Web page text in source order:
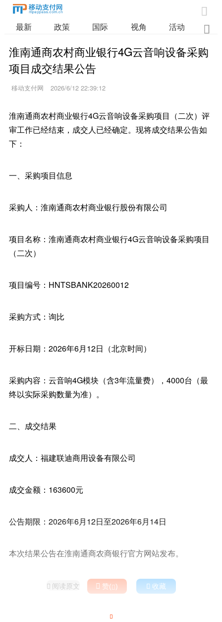

最新 政策 国际 视角 活动 业

淮南通商农村商业银行4G云音响设备采购
项目成交结果公告
移动支付网 2026/6/12 22:39:12
淮南通商农村商业银行4G云音响设备采购项目（二次）评
审工作已经结束，成交人已经确定。现将成交结果公告如
下：
一、采购项目信息
采购人：淮南通商农村商业银行股份有限公司
项目名称：淮南通商农村商业银行4G云音响设备采购项目
（二次）
项目编号：HNTSBANK20260012
采购方式：询比
开标日期：2026年6月12日（北京时间）
采购内容：云音响4G模块（含3年流量费），4000台（最
终以实际采购数量为准）。
二、成交结果
成交人：福建联迪商用设备有限公司
成交金额：163600元
公告期限：2026年6月12日至2026年6月14日
本次结果公告在淮南通商农商银行官方网站发布。
 阅读原文  赞()  收藏
